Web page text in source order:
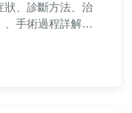
狀、診斷方法、治
、手術過程詳解、
療決策。